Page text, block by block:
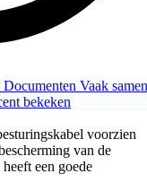
Documenten Vaak samen
bekeken
voorzien
van de
een goede